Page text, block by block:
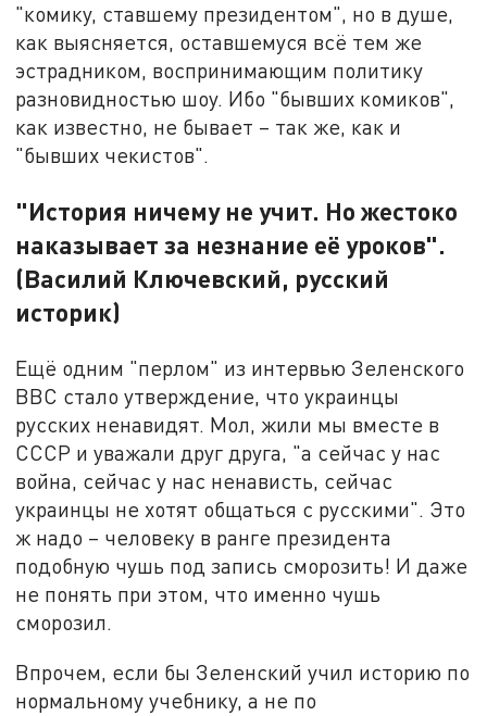
"комику, ставшему президентом", но в душе,
как выясняется, оставшемуся всё тем же
эстрадником, воспринимающим политику
разновидностью шоу. Ибо "бывших комиков",
как известно, не бывает – так же, как и
"бывших чекистов".
"История ничему не учит. Но жестоко
наказывает за незнание её уроков".
(Василий Ключевский, русский
историк)
Ещё одним "перлом" из интервью Зеленского
ВВС стало утверждение, что украинцы
русских ненавидят. Мол, жили мы вместе в
СССР и уважали друг друга, "а сейчас у нас
война, сейчас у нас ненависть, сейчас
украинцы не хотят общаться с русскими". Это
ж надо – человеку в ранге президента
подобную чушь под запись сморозить! И даже
не понять при этом, что именно чушь
сморозил.
Впрочем, если бы Зеленский учил историю по
нормальному учебнику, а не по